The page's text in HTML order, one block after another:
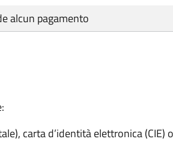
alcun pagamento
carta d’identità elettronica (CIE)